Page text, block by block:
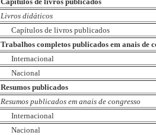
Livros didáticos
Capítulos de livros publicados
Trabalhos completos publicados em anais de
Internacional
Nacional
Resumos publicados
Resumos publicados em anais de congresso
Internacional
Nacional